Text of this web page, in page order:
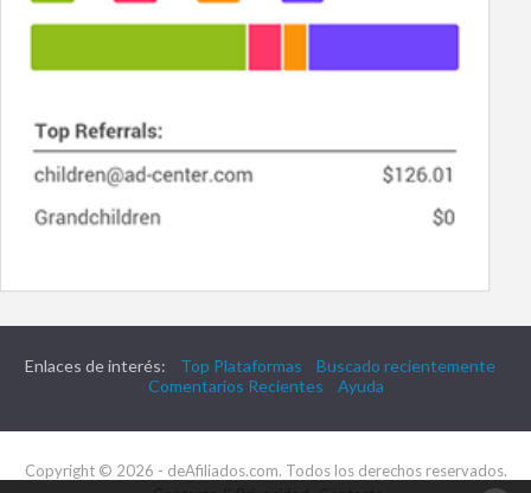
Enlaces de interés: Top Plataformas
Buscado recientemente
Comentarios Recientes
Ayuda
Copyright © 2026 - deAfiliados.com. Todos los derechos reservados.